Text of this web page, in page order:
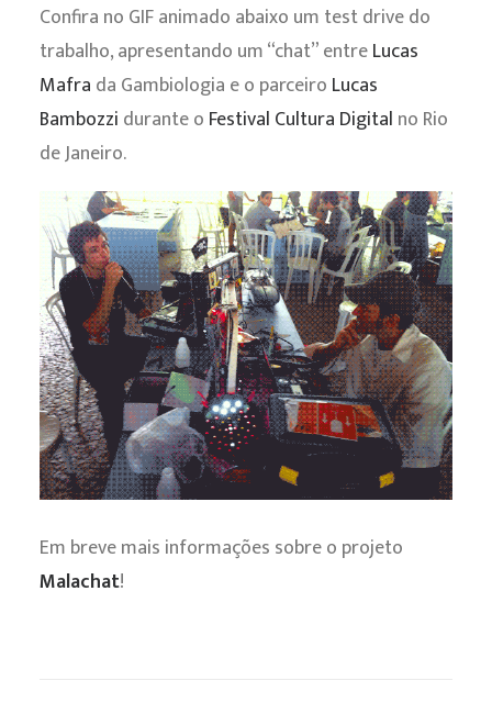
Confira no GIF animado abaixo um test drive do
trabalho, apresentando um “chat” entreLucas
Mafra da Gambiologia e o parceiro Lucas
Bambozzi durante o Festival Cultura Digital no Rio
de Janeiro.
Em breve mais informações sobre o projeto
Malachat!